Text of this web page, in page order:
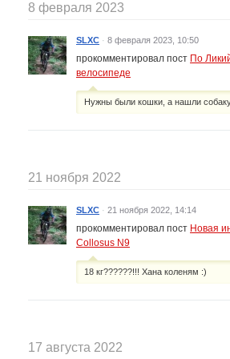
8 февраля 2023
SLXC · 8 февраля 2023, 10:50
прокомментировал пост По
велосипеде
Нужны были кошки, а нашли
21 ноября 2022
SLXC · 21 ноября 2022, 14:14
прокомментировал пост Новая
Collosus N9
18 кг??????!!! Хана коленям :)
17 августа 2022